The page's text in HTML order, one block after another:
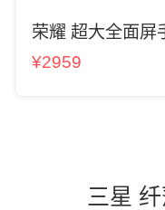
荣耀 超大全面屏
¥2959
三星